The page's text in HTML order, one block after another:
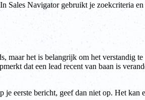
Sales Navigator gebruikt je zoekcriteria
het is belangrijk om het verstandig
dat een lead recent van baan is
eerste bericht, geef dan niet op. Het